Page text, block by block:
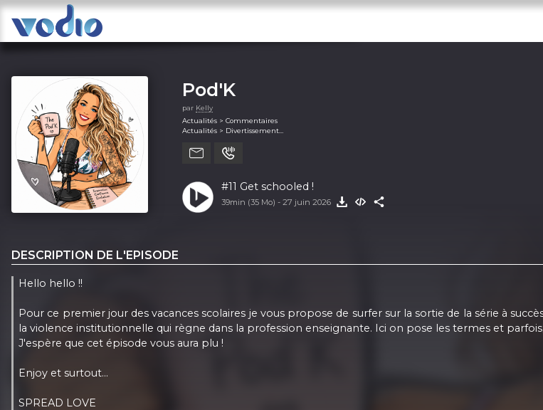
Pod'K
par Kelly
Actualités > Commentaires
Actualités > Divertissement
Enfants et famille > Animaux
Loisir > Passions
#11 Get schooled !
39min (35 Mo) - 27 juin 2026
DESCRIPTION DE L'EPISODE
Hello hello !!
Pour ce premier jour des vacances scolaires je vous propose de surfer sur la sortie de la série à
la violence institutionnelle qui règne dans la profession enseignante. Ici on pose les termes et
J'espère que cet épisode vous aura plu !
Enjoy et surtout...
SPREAD LOVE